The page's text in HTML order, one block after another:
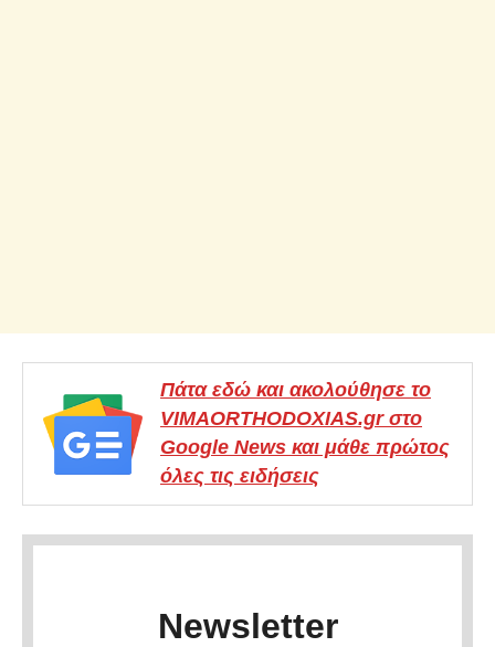
Πάτα εδώ και ακολούθησε το
VIMAORTHODOXIAS.gr στο
Google News και μάθε πρώτος
όλες τις ειδήσεις
Newsletter